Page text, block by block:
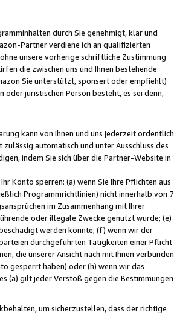
durch Sie genehmigt, klar und
Partner verdiene ich an qualifizierten
unsere vorherige schriftliche Zustimmung
die zwischen uns und Ihnen bestehende
Sie unterstützt, sponsert oder empfiehlt)
oder juristischen Person besteht, es sei denn,
kann von Ihnen und uns jederzeit ordentlich
automatisch und unter Ausschluss des
indem Sie sich über die Partner-Website in
Konto sperren: (a) wenn Sie Ihre Pflichten aus
Programmrichtlinien) nicht innerhalb von 7
im Zusammenhang mit Ihrer
oder illegale Zwecke genutzt wurde; (e)
werden könnte; (f) wenn wir der
durchgeführten Tätigkeiten einer Pflicht
die unserer Ansicht nach mit Ihnen verbunden
gesperrt haben) oder (h) wenn wir das
(a) gilt jeder Verstoß gegen die Bestimmungen
um sicherzustellen, dass der richtige